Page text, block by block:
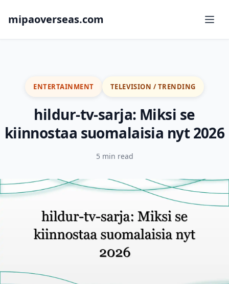
mipaoverseas.com
ENTERTAINMENT TELEVISION / TRENDING
hildur-tv-sarja: Miksi se
kiinnostaa suomalaisia nyt 2026
5 min read